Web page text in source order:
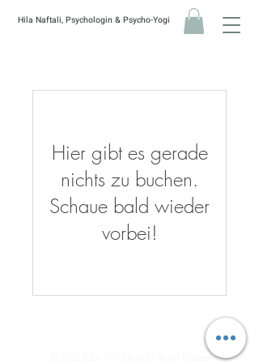
Hila Naftali, Psychologin & Psycho-Yogi
Hier gibt es gerade
nichts zu buchen.
Schaue bald wieder
vorbei!
© 2023 by ViVi Digital - Ravit Eliezer